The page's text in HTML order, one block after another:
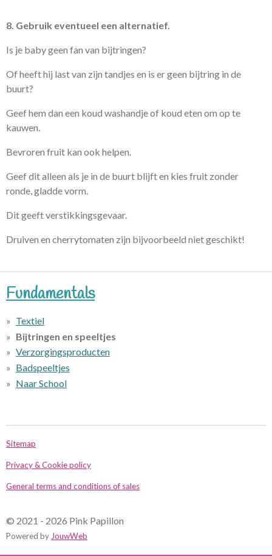
8. Gebruik eventueel een alternatief.
Is je baby geen fan van bijtringen?
Of heeft hij last van zijn tandjes en is er geen bijtring in de
buurt?
Geef hem dan een koud washandje of koud eten om op te
kauwen.
Bevroren fruit kan ook helpen.
Geef dit alleen als je in de buurt blijft en kies fruit zonder
ronde, gladde vorm.
Dit geeft verstikkingsgevaar.
Druiven en cherrytomaten zijn bijvoorbeeld niet geschikt!
Fundamentals
Textiel
Bijtringen en speeltjes
Verzorgingsproducten
Badspeeltjes
Naar School
Sitemap
Privacy & Cookie policy
General terms and conditions of sales
© 2021 - 2026 Pink Papillon
Powered by JouwWeb